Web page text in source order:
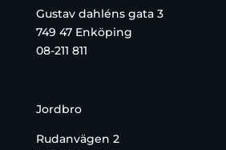
Gustav dahléns gata 3
749 47 Enköping
08-211 811
Jordbro
Rudanvägen 2